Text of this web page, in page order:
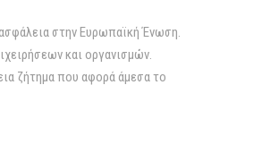
στην Ευρωπαϊκή Ένωση.
και οργανισμών.
ζήτημα που αφορά άμεσα το